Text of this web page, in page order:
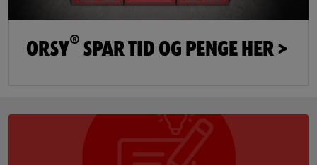
ORSY® SPAR TID OG PENGE HER >